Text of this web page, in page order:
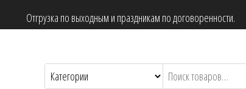
Отгрузка по выходным и праздникам по договоренности.